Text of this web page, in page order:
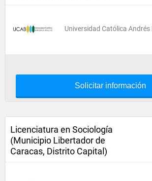
Universidad Católica Andrés
Solicitar información
Licenciatura en Sociología
(Municipio Libertador de
Caracas, Distrito Capital)